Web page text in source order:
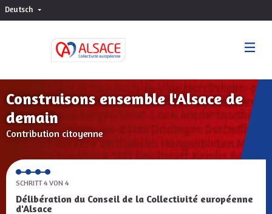
Deutsch Choisir la langue
Construisons ensemble l'Alsace de
demain
Contribution citoyenne
SCHRITT 4 VON 4
Délibération du Conseil de la Collectivité européenne
d'Alsace